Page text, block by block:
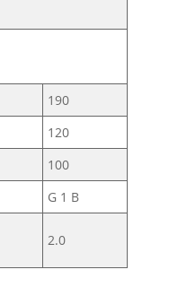
190
120
100
G 1 B
2.0